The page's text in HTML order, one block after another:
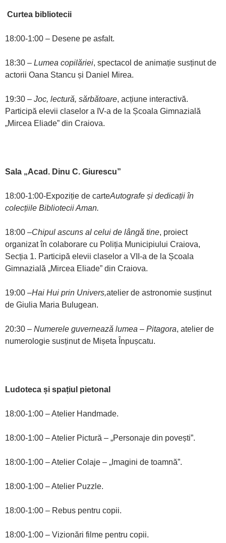
Curtea bibliotecii
18:00-1:00 – Desene pe asfalt.
18:30 – Lumea copilăriei, spectacol de animație susținut de
actorii Oana Stancu și Daniel Mirea.
19:30 – Joc, lectură, sărbătoare, acțiune interactivă.
Participă elevii claselor a IV-a de la Școala Gimnazială
„Mircea Eliade” din Craiova.
Sala „Acad. Dinu C. Giurescu”
18:00-1:00-Expoziție de carteAutografe și dedicații în
colecțiile Bibliotecii Aman.
18:00 –Chipul ascuns al celui de lângă tine, proiect
organizat în colaborare cu Poliția Municipiului Craiova,
Secția 1. Participă elevii claselor a VII-a de la Școala
Gimnazială „Mircea Eliade” din Craiova.
19:00 –Hai Hui prin Univers,atelier de astronomie susținut
de Giulia Maria Bulugean.
20:30 – Numerele guvernează lumea – Pitagora, atelier de
numerologie susținut de Mișeta Înpușcatu.
Ludoteca și spațiul pietonal
18:00-1:00 – Atelier Handmade.
18:00-1:00 – Atelier Pictură – „Personaje din povești”.
18:00-1:00 – Atelier Colaje – „Imagini de toamnă”.
18:00-1:00 – Atelier Puzzle.
18:00-1:00 – Rebus pentru copii.
18:00-1:00 – Vizionări filme pentru copii.